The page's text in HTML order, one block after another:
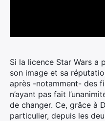
Si la licence Star Wars a
son image et sa
après -notamment- des
n’ayant pas fait
de changer. Ce, grâce à
particulier, depuis les